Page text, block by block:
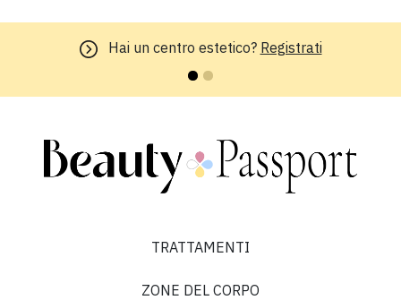
Hai un centro estetico? Registrati
TRATTAMENTI
ZONE DEL CORPO